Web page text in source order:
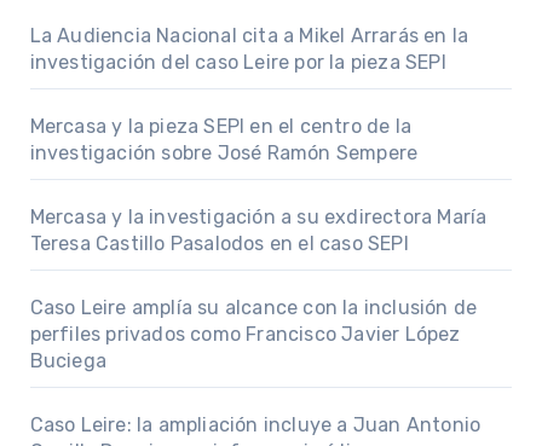
La Audiencia Nacional cita a Mikel Arrarás en la
investigación del caso Leire por la pieza SEPI
Mercasa y la pieza SEPI en el centro de la
investigación sobre José Ramón Sempere
Mercasa y la investigación a su exdirectora María
Teresa Castillo Pasalodos en el caso SEPI
Caso Leire amplía su alcance con la inclusión de
perfiles privados como Francisco Javier López
Buciega
Caso Leire: la ampliación incluye a Juan Antonio